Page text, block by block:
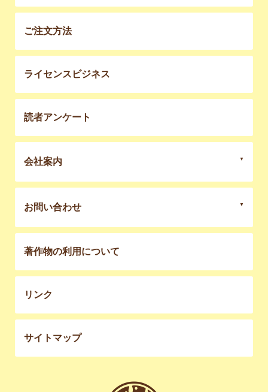
ご注文方法
ライセンスビジネス
読者アンケート
会社案内
お問い合わせ
著作物の利用について
リンク
サイトマップ